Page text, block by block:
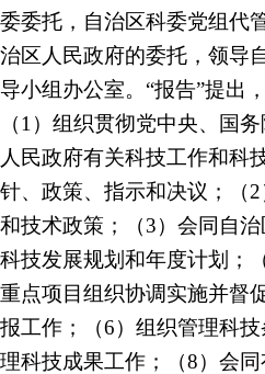
委委托，自治区科委党组代
治区人民政府的委托，领导
导小组办公室。“报告”提出
（1）组织贯彻党中央、国
人民政府有关科技工作和科
针、政策、指示和决议；（
和技术政策；（3）会同自
科技发展规划和年度计划；
重点项目组织协调实施并督
报工作；（6）组织管理科
理科技成果工作；（8）会